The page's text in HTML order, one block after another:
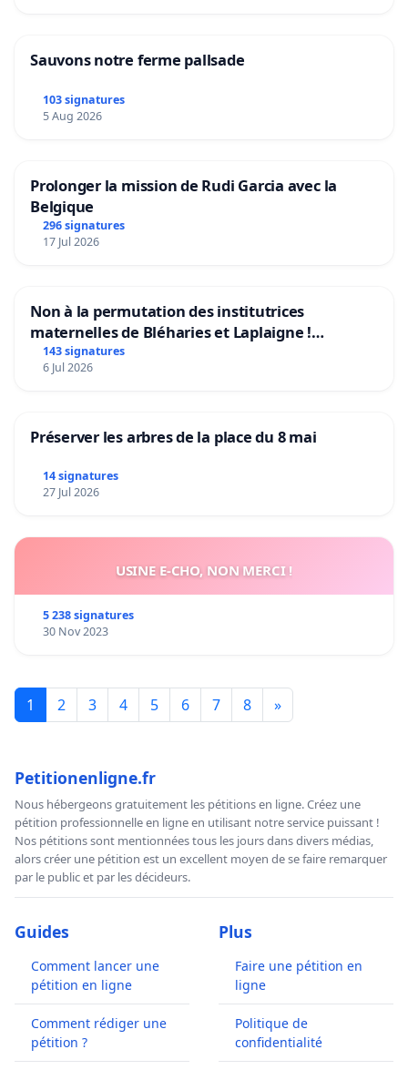
Sauvons notre ferme pallsade
103 signatures
5 Aug 2026
Prolonger la mission de Rudi Garcia avec la
Belgique
296 signatures
17 Jul 2026
Non à la permutation des institutrices
maternelles de Bléharies et Laplaigne !
Préservons la stabilité de nos enfants.
143 signatures
6 Jul 2026
Préserver les arbres de la place du 8 mai
14 signatures
27 Jul 2026
USINE E-CHO, NON MERCI !
5 238 signatures
30 Nov 2023
1 2 3 4 5 6 7 8 »
Petitionenligne.fr
Nous hébergeons gratuitement les pétitions en ligne. Créez une
pétition professionnelle en ligne en utilisant notre service puissant !
Nos pétitions sont mentionnées tous les jours dans divers médias,
alors créer une pétition est un excellent moyen de se faire remarquer
par le public et par les décideurs.
Guides
Comment lancer une
pétition en ligne
Comment rédiger une
pétition ?
Plus
Faire une pétition en
ligne
Politique de
confidentialité